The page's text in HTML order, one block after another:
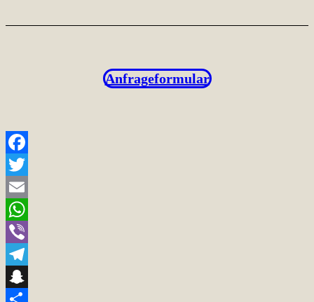
Anfrageformular
Facebook
Twitter
Email
WhatsApp
Viber
Telegram
Snapchat